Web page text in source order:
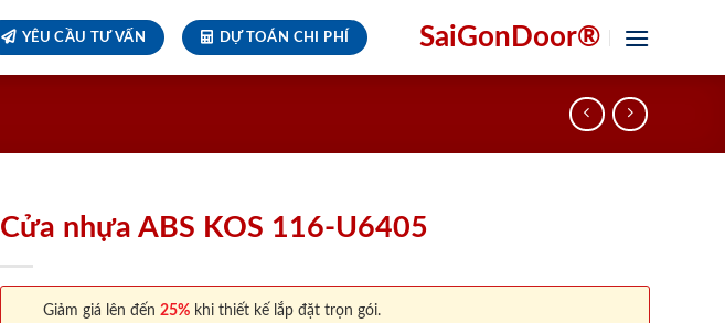
YÊU CẦU TƯ VẤN DỰ TOÁN CHI PHÍ SaiGonDoor®
Cửa nhựa ABS KOS 116-U6405
Giảm giá lên đến 25% khi thiết kế lắp đặt trọn gói.